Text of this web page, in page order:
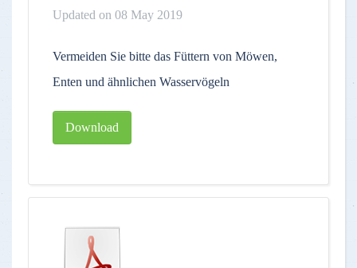
Updated on 08 May 2019
Vermeiden Sie bitte das Füttern von Möwen,
Enten und ähnlichen Wasservögeln
Download